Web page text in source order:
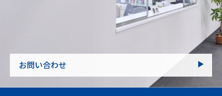
お問い合わせ